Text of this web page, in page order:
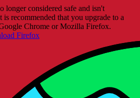
longer considered safe and isn't
recommended that you upgrade to a
Chrome or Mozilla Firefox.
Firefox